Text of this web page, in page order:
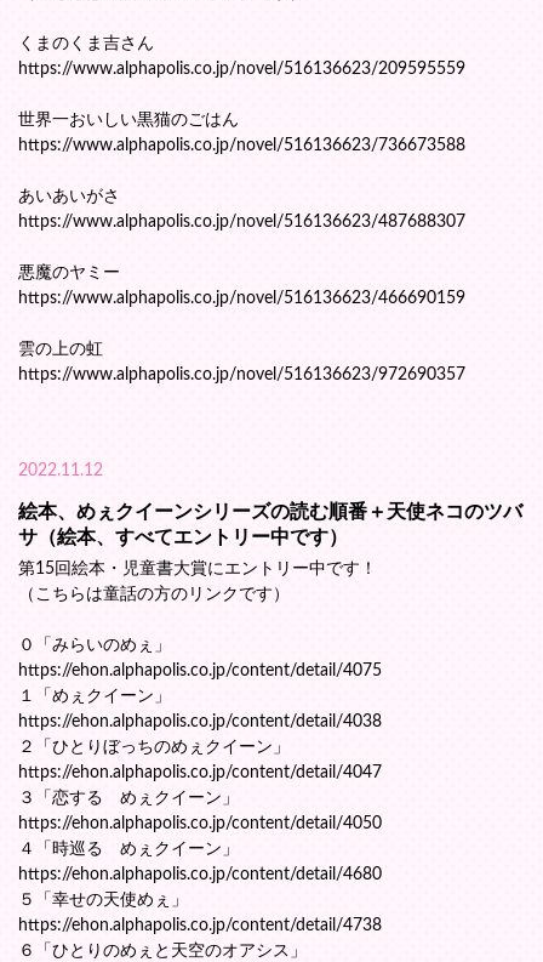
くまのくま吉さん
https://www.alphapolis.co.jp/novel/516136623/209595559
世界一おいしい黒猫のごはん
https://www.alphapolis.co.jp/novel/516136623/736673588
あいあいがさ
https://www.alphapolis.co.jp/novel/516136623/487688307
悪魔のヤミー
https://www.alphapolis.co.jp/novel/516136623/466690159
雲の上の虹
https://www.alphapolis.co.jp/novel/516136623/972690357
2022.11.12
絵本、めぇクイーンシリーズの読む順番＋天使ネコのツバ
サ（絵本、すべてエントリー中です）
第15回絵本・児童書大賞にエントリー中です！
（こちらは童話の方のリンクです）
０「みらいのめぇ」
https://ehon.alphapolis.co.jp/content/detail/4075
１「めぇクイーン」
https://ehon.alphapolis.co.jp/content/detail/4038
２「ひとりぼっちのめぇクイーン」
https://ehon.alphapolis.co.jp/content/detail/4047
３「恋する めぇクイーン」
https://ehon.alphapolis.co.jp/content/detail/4050
４「時巡る めぇクイーン」
https://ehon.alphapolis.co.jp/content/detail/4680
５「幸せの天使めぇ」
https://ehon.alphapolis.co.jp/content/detail/4738
６「ひとりのめぇと天空のオアシス」